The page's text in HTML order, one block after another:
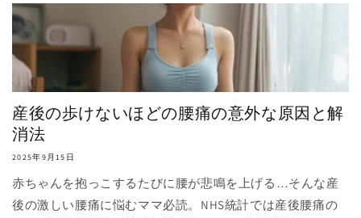
産後の歩けないほどの腰痛の意外な原因と解
消法
2025年9月15日
赤ちゃんを抱っこするたびに腰が悲鳴を上げる…そんな産
後の激しい腰痛に悩むママ必読。NHS統計では産後腰痛の